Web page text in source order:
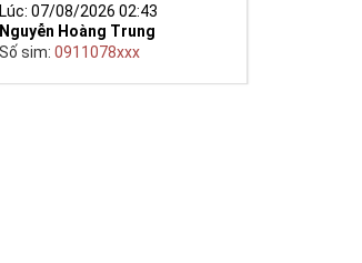
Lúc: 07/08/2026 02:43
Nguyễn Hoàng Trung
Số sim:0911078xxx